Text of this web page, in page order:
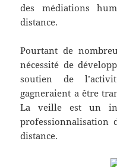
des médiations
distance.
Pourtant de
nécessité de
soutien de
gagneraient a être
La veille est un
professionnalisation
distance.